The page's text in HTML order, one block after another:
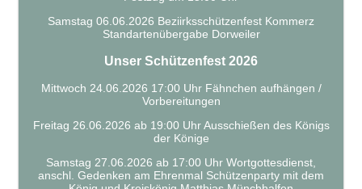
Samstag 06.06.2026 Beziirksschützenfest Kommerz
Standartenübergabe Dorweiler
Unser Schützenfest 2026
Mittwoch 24.06.2026 17:00 Uhr Fähnchen aufhängen /
Vorbereitungen
Freitag 26.06.2026 ab 19:00 Uhr Ausschießen des Königs
der Könige
Samstag 27.06.2026 ab 17:00 Uhr Wortgottesdienst,
anschl. Gedenken am Ehrenmal Schützenparty mit dem